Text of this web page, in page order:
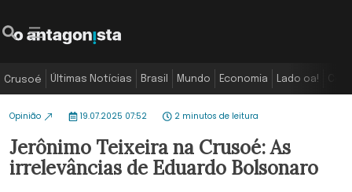
Crusoé Últimas Notícias Brasil Mundo Economia Lado oa!
Opinião 19.07.2025 07:52 2 minutos de leitura
Jerônimo Teixeira na Crusoé: As
irrelevâncias de Eduardo Bolsonaro